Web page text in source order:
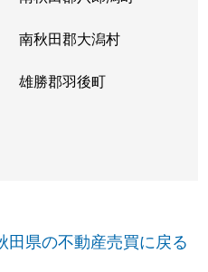
南秋田郡大潟村
雄勝郡羽後町
田県の不動産売買に戻る